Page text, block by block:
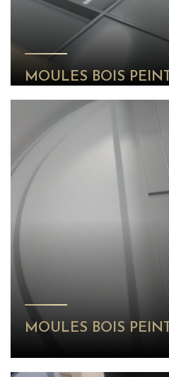
MOULES BOIS PEINT
MOULES BOIS PEINT